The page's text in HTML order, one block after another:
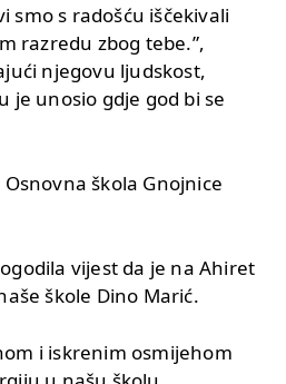
smo s radošću iščekivali
razredu zbog tebe.”,
njegovu ljudskost,
je unosio gdje god bi se
škola Gnojnice
vijest da je na Ahiret
škole Dino Marić.
i iskrenim osmijehom